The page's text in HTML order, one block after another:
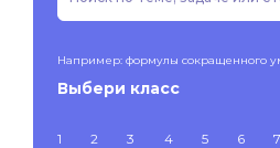
Например: формулы сокращенного
Выбери класс
1 2 3 4 5 6 7